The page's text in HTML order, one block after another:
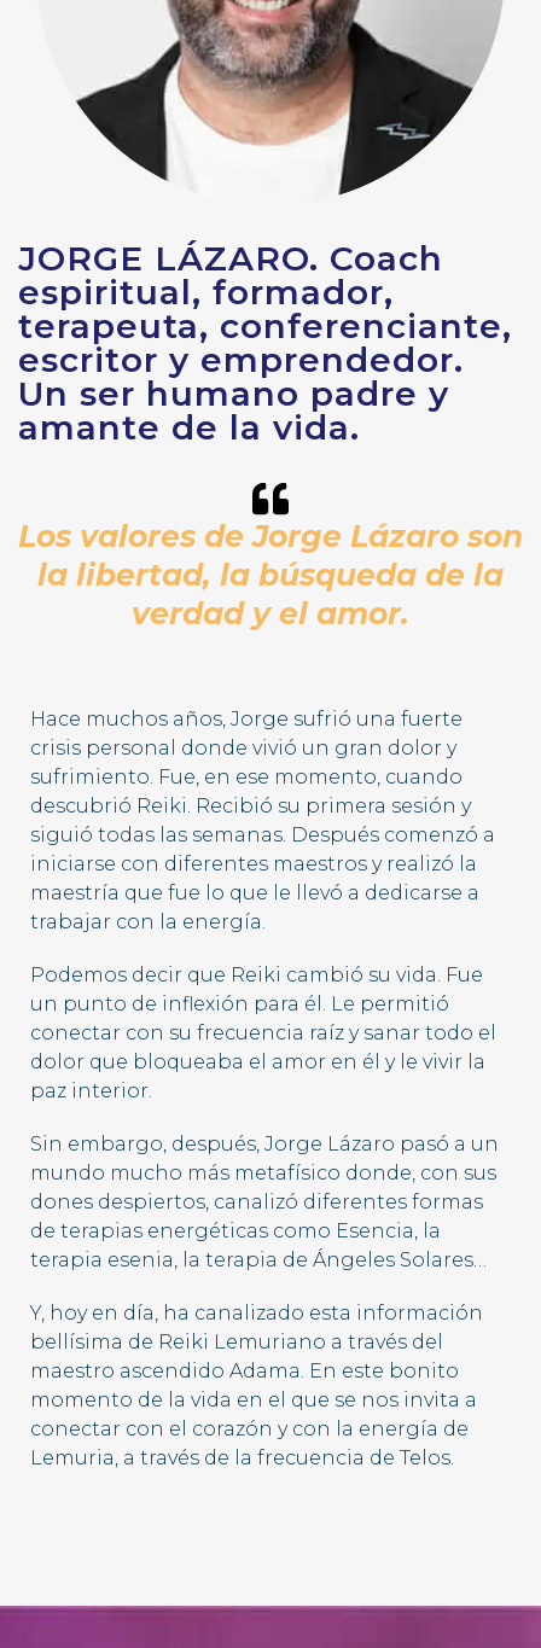
JORGE LÁZARO. Coach
espiritual, formador,
terapeuta, conferenciante,
escritor y emprendedor.
Un ser humano padre y
amante de la vida.
Los valores de Jorge Lázaro son
la libertad, la búsqueda de la
verdad y el amor.
Hace muchos años, Jorge sufrió una fuerte
crisis personal donde vivió un gran dolor y
sufrimiento. Fue, en ese momento, cuando
descubrió Reiki. Recibió su primera sesión y
siguió todas las semanas. Después comenzó a
iniciarse con diferentes maestros y realizó la
maestría que fue lo que le llevó a dedicarse a
trabajar con la energía.
Podemos decir que Reiki cambió su vida. Fue
un punto de inflexión para él. Le permitió
conectar con su frecuencia raíz y sanar todo el
dolor que bloqueaba el amor en él y le vivir la
paz interior.
Sin embargo, después, Jorge Lázaro pasó a un
mundo mucho más metafísico donde, con sus
dones despiertos, canalizó diferentes formas
de terapias energéticas como Esencia, la
terapia esenia, la terapia de Ángeles Solares…
Y, hoy en día, ha canalizado esta información
bellísima de Reiki Lemuriano a través del
maestro ascendido Adama. En este bonito
momento de la vida en el que se nos invita a
conectar con el corazón y con la energía de
Lemuria, a través de la frecuencia de Telos.